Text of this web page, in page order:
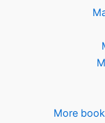
More